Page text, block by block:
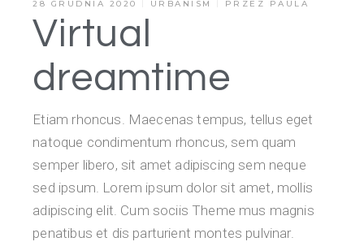
28 GRUDNIA 2020 URBANISM PRZEZ PAULA
Virtual
dreamtime
Etiam rhoncus. Maecenas tempus, tellus eget
natoque condimentum rhoncus, sem quam
semper libero, sit amet adipiscing sem neque
sed ipsum. Lorem ipsum dolor sit amet, mollis
adipiscing elit. Cum sociis Theme mus magnis
penatibus et dis parturient montes pulvinar.